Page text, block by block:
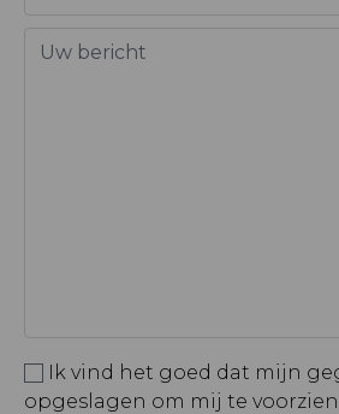
Ik vind het goed dat mijn
opgeslagen om mij te